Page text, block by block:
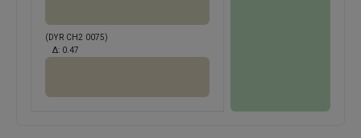
(DYR CH2 0075)
Δ: 0.47